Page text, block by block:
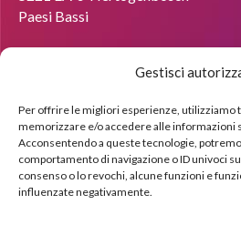
Gestisci
Per offrire le migliori esperienze, utilizziamo
memorizzare e/o accedere alle informazioni
Acconsentendo a queste tecnologie,
comportamento di navigazione o ID univoci
consenso o lo revochi, alcune funzioni e
influenzate negativamente.
Paesi Bassi
Diventare coach?
Saremo lieti di mostrarti le
dimostrazione gratuita.